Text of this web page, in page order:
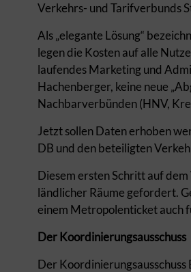
Verkehrs- und Tarifverbunds
Als „elegante Lösung“
legen die Kosten auf alle
laufendes Marketing und
Hachenberger, keine neue
Nachbarverbünden (HNV,
Jetzt sollen Daten erhoben
DB und den beteiligten
Diesem ersten Schritt auf
ländlicher Räume gefordert.
einem Metropolenticket auch
Der Koordinierungsausschuss
Der